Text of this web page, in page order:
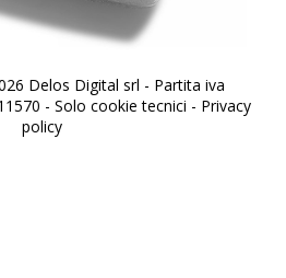
Delos Digital srl - Partita iva
- Solo cookie tecnici - Privacy
policy